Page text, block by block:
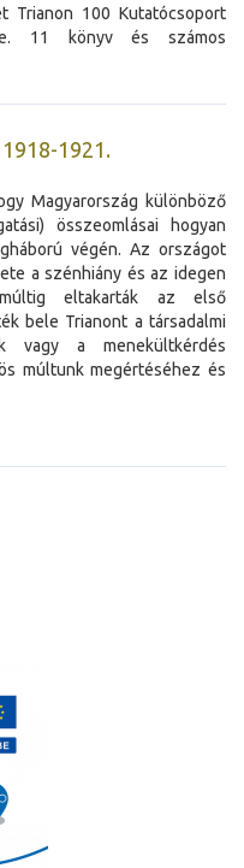
Trianon 100 Kutatócsoport
11 könyv és számos
1921.
Magyarország különböző
összeomlásai hogyan
végén. Az országot
a szénhiány és az idegen
eltakarták az első
bele Trianont a társadalmi
vagy a menekültkérdés
múltunk megértéséhez és